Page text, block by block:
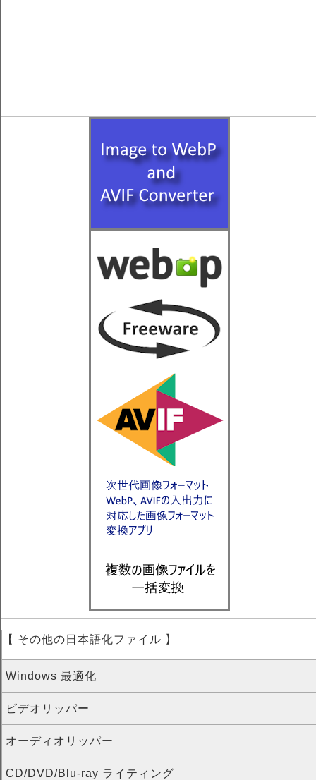
【 その他の日本語化ファイル 】
Windows 最適化
ビデオリッパー
オーディオリッパー
CD/DVD/Blu-ray ライティング